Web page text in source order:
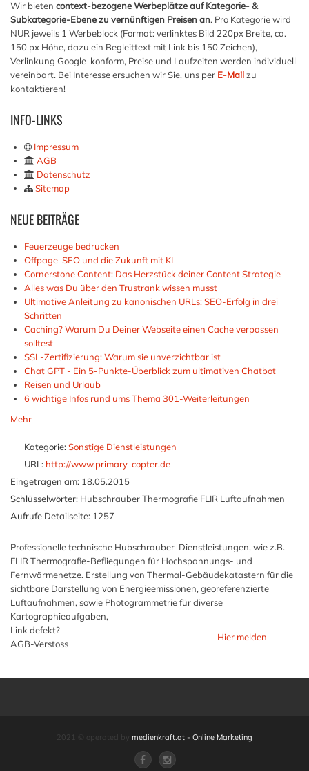
Wir bieten context-bezogene Werbeplätze auf Kategorie- &
Subkategorie-Ebene zu vernünftigen Preisen an. Pro Kategorie wird
NUR jeweils 1 Werbeblock (Format: verlinktes Bild 220px Breite, ca.
150 px Höhe, dazu ein Begleittext mit Link bis 150 Zeichen),
Verlinkung Google-konform, Preise und Laufzeiten werden individuell
vereinbart. Bei Interesse ersuchen wir Sie, uns per E-Mailzu
kontaktieren!
INFO-LINKS
Impressum
AGB
Datenschutz
Sitemap
NEUEBEITRÄGE
Feuerzeuge bedrucken
Offpage-SEO und die Zukunft mit KI
Cornerstone Content: Das Herzstück deiner Content Strategie
Alles was Du über den Trustrank wissen musst
Ultimative Anleitung zu kanonischen URLs: SEO-Erfolg in drei
Schritten
Caching? Warum Du Deiner Webseite einen Cache verpassen
solltest
SSL-Zertifizierung: Warum sie unverzichtbar ist
Chat GPT - Ein 5-Punkte-Überblick zum ultimativen Chatbot
Reisen und Urlaub
6 wichtige Infos rund ums Thema 301-Weiterleitungen
Mehr
Kategorie: Sonstige Dienstleistungen
URL: http://www.primary-copter.de
Eingetragen am: 18.05.2015
Schlüsselwörter: Hubschrauber Thermografie FLIR Luftaufnahmen
Aufrufe Detailseite: 1257
Professionelle technische Hubschrauber-Dienstleistungen, wie z.B.
FLIR Thermografie-Befliegungen für Hochspannungs- und
Fernwärmenetze. Erstellung von Thermal-Gebäudekatastern für die
sichtbare Darstellung von Energieemissionen, georeferenzierte
Luftaufnahmen, sowie Photogrammetrie für diverse
Kartographieaufgaben,
Link defekt?
AGB-Verstoss
Hier melden
2021 © operated by medienkraft.at - Online Marketing